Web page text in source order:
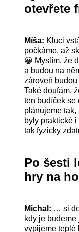
otevřete
Míša: Kluci
počkáme, až
😀 Myslím, že
a budou na
zároveň
Také doufám,
ten budíček se
plánujeme
byly praktické
tak fyzicky
Po šesti
hry na
Michal: … si
kdy je
vypijeme teplé